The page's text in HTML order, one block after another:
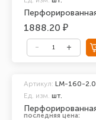
1888.20 ₽
Артикул: LM-160-2.0
Ед. изм. шт.
последняя цена: